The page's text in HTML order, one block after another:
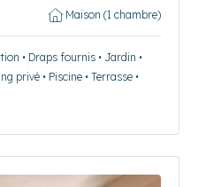
Maison (1 chambre)
• Draps fournis • Jardin •
privé • Piscine • Terrasse •